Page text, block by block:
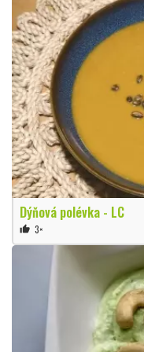
Dýňová polévka - LC
thumb_up 3×